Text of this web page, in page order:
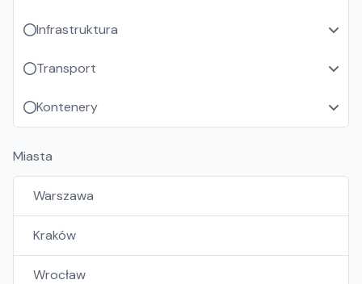
Infrastruktura
Transport
Kontenery
Miasta
Warszawa
Kraków
Wrocław